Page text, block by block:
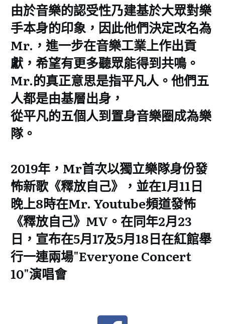
由於音樂的認受性乃建基於大眾對樂
手本身的印象，因此他們決定改名為
Mr.，進一步在音樂工業上作出貢
獻，希望有更多聽眾能得到共鳴。
Mr.的真正意思是指平凡人。他們五
人都是由基層出身，
從平凡的五個人到置身音樂圈成為樂
隊。
2019年，Mr首次以獨立樂隊身份發
怖新歌《釋放自己》，並在1月11日
晚上8時在Mr. Youtube頻道發怖
《釋放自己》MV。在同年2月23
日，宣布在5月17及5月18日在紅館舉
行一連兩場"Everyone Concert
10"演唱會